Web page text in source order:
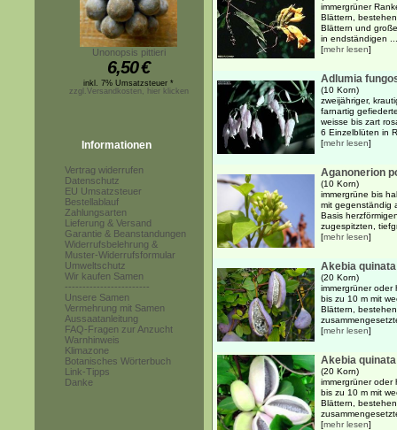
Unonopsis pittieri
6,50€
inkl. 7% Umsatzsteuer *
zzgl.Versandkosten, hier klicken
Informationen
Vertrag widerrufen
Datenschutz
EU Umsatzsteuer
Bestellablauf
Zahlungsarten
Lieferung & Versand
Garantie & Beanstandungen
Widerrufsbelehrung &
Muster-Widerrufsformular
Umweltschutz
Wir kaufen Samen
------------------------
Unsere Samen
Vermehrung mit Samen
Aussaatanleitung
FAQ-Fragen zur Anzucht
Warnhinweis
Klimazone
Botanisches Wörterbuch
Link-Tipps
Danke
immergrüner
Blättern,
Blättern und
in endständigen ...
[mehr lesen]
Adlumia
(10 Korn)
zweijähriger,
farnartig
weisse bis zart
6 Einzelblüten in
[mehr lesen]
Aganonerion
(10 Korn)
immergrüne bis
mit gegenständig
Basis
zugespitzten,
[mehr lesen]
Akebia quinata
(20 Korn)
immergrüner oder
bis zu 10 m mit
Blättern,
[mehr lesen]
Akebia
(20 Korn)
immergrüner oder
bis zu 10 m mit
Blättern,
[mehr lesen]